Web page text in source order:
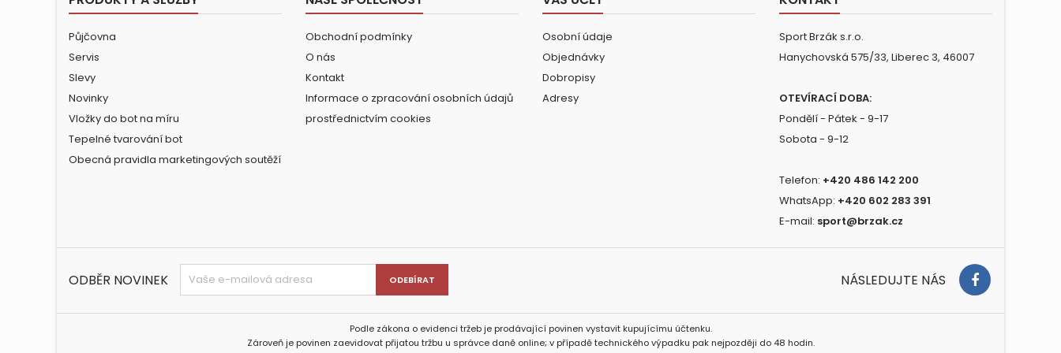
Půjčovna
Servis
Slevy
Novinky
Vložky do bot na míru
Tepelné tvarování bot
Obecná pravidla marketingových soutěží
Obchodní podmínky
O nás
Kontakt
Informace o zpracování osobních údajů
prostřednictvím cookies
Osobní údaje
Objednávky
Dobropisy
Adresy
Sport Brzák s.r.o.
Hanychovská 575/33, Liberec 3, 46007
OTEVÍRACÍ DOBA:
Pondělí - Pátek - 9-17
Sobota - 9-12
Telefon: +420 486 142 200
WhatsApp: +420 602 283 391
E-mail: sport@brzak.cz
ODBĚR NOVINEK NÁSLEDUJTE NÁS
Podle zákona o evidenci tržeb je prodávající povinen vystavit kupujícímu účtenku.
Zároveň je povinen zaevidovat přijatou tržbu u správce daně online; v případě technického výpadku pak nejpozději do 48 hodin.